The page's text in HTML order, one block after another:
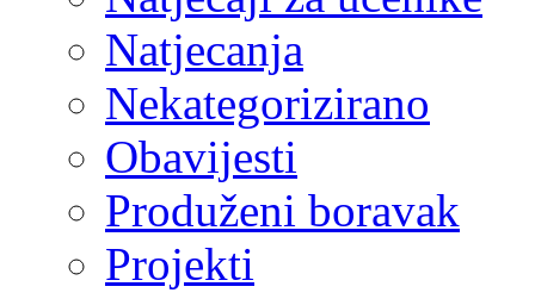
Natjecanja
Nekategorizirano
Obavijesti
Produženi boravak
Projekti